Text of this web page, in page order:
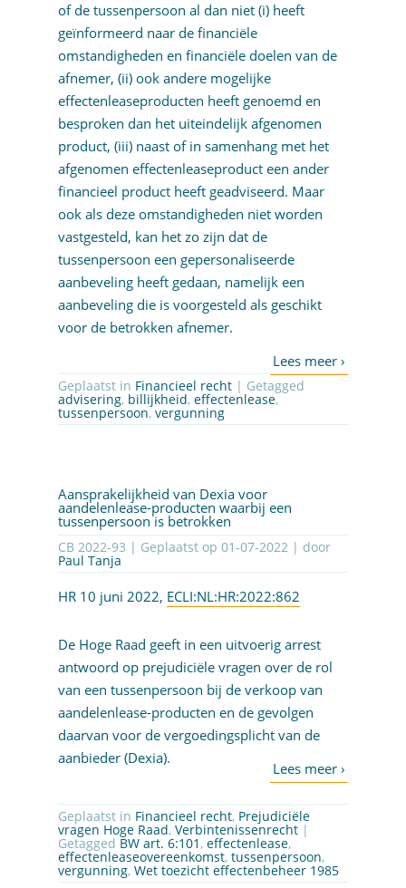
of de tussenpersoon al dan niet (i) heeft
geïnformeerd naar de financiële
omstandigheden en financiële doelen van de
afnemer, (ii) ook andere mogelijke
effectenleaseproducten heeft genoemd en
besproken dan het uiteindelijk afgenomen
product, (iii) naast of in samenhang met het
afgenomen effectenleaseproduct een ander
financieel product heeft geadviseerd. Maar
ook als deze omstandigheden niet worden
vastgesteld, kan het zo zijn dat de
tussenpersoon een gepersonaliseerde
aanbeveling heeft gedaan, namelijk een
aanbeveling die is voorgesteld als geschikt
voor de betrokken afnemer.
Geplaatst in Financieel recht | Getagged
advisering, billijkheid, effectenlease,
tussenpersoon, vergunning
Aansprakelijkheid van Dexia voor
aandelenlease-producten waarbij een
tussenpersoon is betrokken
CB 2022-93 | Geplaatst op 01-07-2022| door
Paul Tanja
HR 10 juni 2022, ECLI:NL:HR:2022:862
De Hoge Raad geeft in een uitvoerig arrest
antwoord op prejudiciële vragen over de rol
van een tussenpersoon bij de verkoop van
aandelenlease-producten en de gevolgen
daarvan voor de vergoedingsplicht van de
aanbieder (Dexia).
Geplaatst in Financieel recht, Prejudiciële
vragen Hoge Raad, Verbintenissenrecht|
Getagged BW art. 6:101 , effectenlease,
effectenleaseovereenkomst, tussenpersoon,
vergunning, Wet toezicht effectenbeheer 1985